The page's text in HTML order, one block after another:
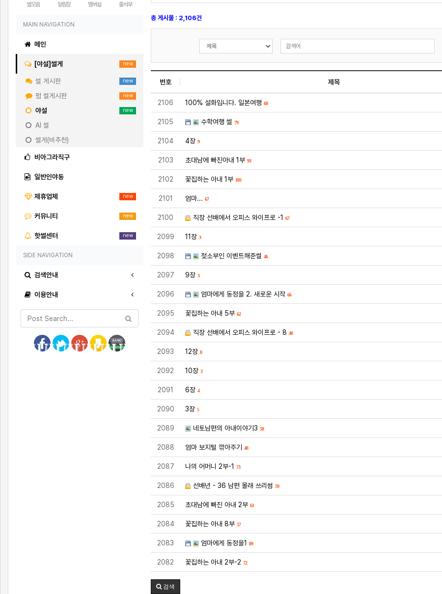
총 게시물 : 2,106건
번호 제목
2106 100% 설화입니다. 일본여행 68
2105 수학여행 썰 79
2104 4장 9
2103 초대남에 빠진아내 1부 93
2102 꽃집하는 아내 1부 103
2101 엄마... 67
2100 직장 선배에서 오피스 와이프로 -1 67
2099 11장 3
2098 젖소부인 이벤트해준썰 46
2097 9장 3
2096 엄마에게 동정을 2. 새로운 시작 66
2095 꽃집하는 아내 5부 62
2094 직장 선배에서 오피스 와이프로 - 8 40
2093 12장 8
2092 10장 3
2091 6장 4
2090 3장 5
2089 네토남편의 아내이야기3 58
2088 엄마 보지털 깎아주기 48
2087 나의 어머니 2부-1 73
2086 선배년 - 36 남편 몰래 쓰리썸 59
2085 초대남에 빠진 아내 2부 61
2084 꽃집하는 아내 8부 57
2083 엄마에게 동정을1 89
2082 꽃집하는 아내 2부-2 72
검색
썰모음 알림장 멤버쉽 출석부
MAIN NAVIGATION
메인
[야설]썰게 new
new
썰 게시판
new
펌 썰게시판
new
야설
AI 썰
썰게(비추천)
비아그라직구
일반인야동
제휴업체 new
커뮤니티 new
핫썰센터 new
SIDE NAVIGATION
검색안내
이용안내